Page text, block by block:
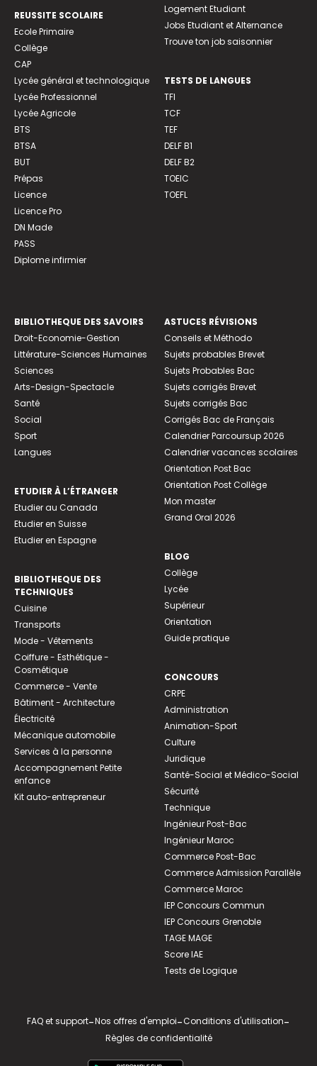
REUSSITE SCOLAIRE
Ecole Primaire
Collège
CAP
Lycée général et technologique
Lycée Professionnel
Lycée Agricole
BTS
BTSA
BUT
Prépas
Licence
Licence Pro
DN Made
PASS
Diplome infirmier
Logement Etudiant
Jobs Etudiant et Alternance
Trouve ton job saisonnier
TESTS DE LANGUES
TFI
TCF
TEF
DELF B1
DELF B2
TOEIC
TOEFL
BIBLIOTHEQUE DES SAVOIRS
Droit-Economie-Gestion
Littérature-Sciences Humaines
Sciences
Arts-Design-Spectacle
Santé
Social
Sport
Langues
ETUDIER À L’ÉTRANGER
Etudier au Canada
Etudier en Suisse
Etudier en Espagne
BIBLIOTHEQUE DES
TECHNIQUES
Cuisine
Transports
Mode - Vêtements
Coiffure - Esthétique -
Cosmétique
Commerce - Vente
Bâtiment - Architecture
Électricité
Mécanique automobile
Services à la personne
Accompagnement Petite
enfance
Kit auto-entrepreneur
ASTUCES RÉVISIONS
Conseils et Méthodo
Sujets probables Brevet
Sujets Probables Bac
Sujets corrigés Brevet
Sujets corrigés Bac
Corrigés Bac de Français
Calendrier Parcoursup 2026
Calendrier vacances scolaires
Orientation Post Bac
Orientation Post Collège
Mon master
Grand Oral 2026
BLOG
Collège
Lycée
Supérieur
Orientation
Guide pratique
CONCOURS
CRPE
Administration
Animation-Sport
Culture
Juridique
Santé-Social et Médico-Social
Sécurité
Technique
Ingénieur Post-Bac
Ingénieur Maroc
Commerce Post-Bac
Commerce Admission Parallèle
Commerce Maroc
IEP Concours Commun
IEP Concours Grenoble
TAGE MAGE
Score IAE
Tests de Logique
FAQ et support-Nos offres d'emploi-Conditions d'utilisation-
Règles de confidentialité